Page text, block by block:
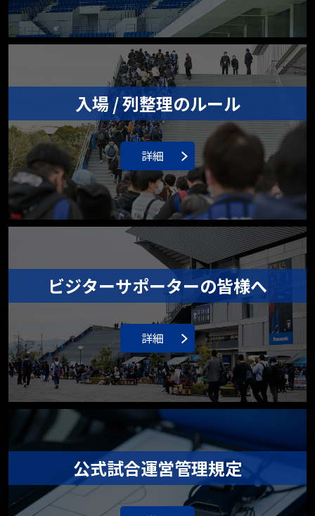
入場 / 列整理のルール
詳細
ビジターサポーターの皆様へ
詳細
公式試合運営管理規定